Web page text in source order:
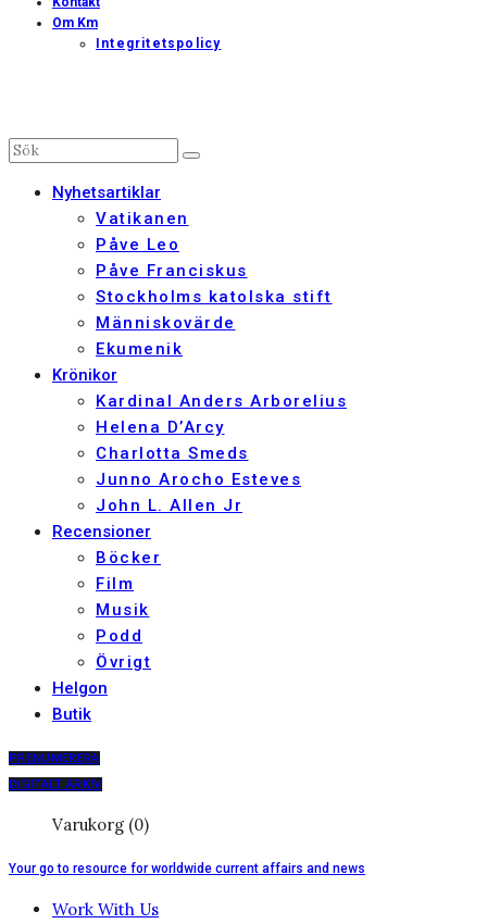
Om Km
Integritetspolicy
Nyhetsartiklar
Vatikanen
Påve Leo
Påve Franciskus
Stockholms katolska stift
Människovärde
Ekumenik
Krönikor
Kardinal Anders Arborelius
Helena D’Arcy
Charlotta Smeds
Junno Arocho Esteves
John L. Allen Jr
Recensioner
Böcker
Film
Musik
Podd
Övrigt
Helgon
Butik
PRENUMERERA
DIGITALT ARKIV
Varukorg (0)
Your go to resource for worldwide current affairs and news
Work With Us